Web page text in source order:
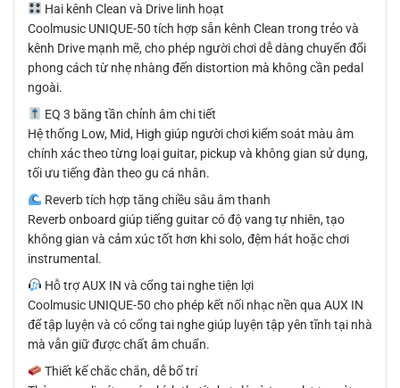
Hai kênh Clean và Drive linh hoạt
Coolmusic UNIQUE-50 tích hợp sẵn kênh Clean trong trẻo và
kênh Drive mạnh mẽ, cho phép người chơi dễ dàng chuyển đổi
phong cách từ nhẹ nhàng đến distortion mà không cần pedal
ngoài.
EQ 3 băng tần chỉnh âm chi tiết
Hệ thống Low, Mid, High giúp người chơi kiểm soát màu âm
chính xác theo từng loại guitar, pickup và không gian sử dụng,
tối ưu tiếng đàn theo gu cá nhân.
Reverb tích hợp tăng chiều sâu âm thanh
Reverb onboard giúp tiếng guitar có độ vang tự nhiên, tạo
không gian và cảm xúc tốt hơn khi solo, đệm hát hoặc chơi
instrumental.
Hỗ trợ AUX IN và cổng tai nghe tiện lợi
Coolmusic UNIQUE-50 cho phép kết nối nhạc nền qua AUX IN
để tập luyện và có cổng tai nghe giúp luyện tập yên tĩnh tại nhà
mà vẫn giữ được chất âm chuẩn.
Thiết kế chắc chắn, dễ bố trí